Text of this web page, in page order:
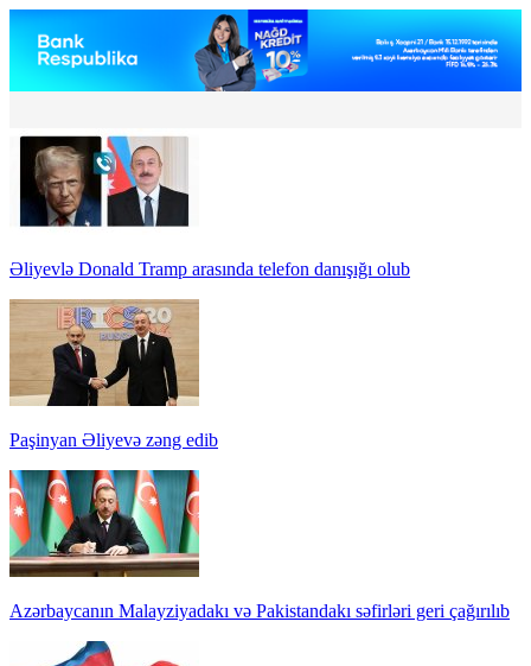
Əliyevlə Donald Tramp arasında telefon danışığı olub
Paşinyan Əliyevə zəng edib
Azərbaycanın Malayziyadakı və Pakistandakı səfirləri geri çağırılıb